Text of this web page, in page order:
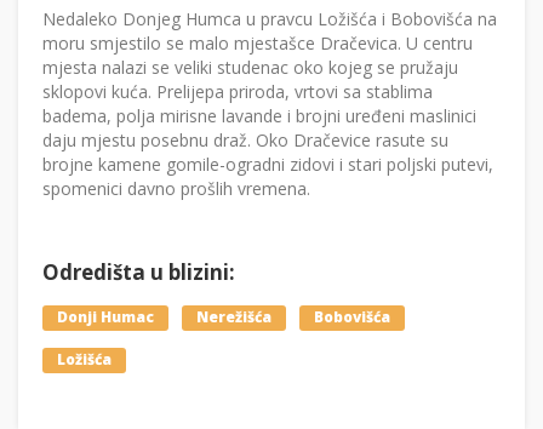
Nedaleko Donjeg Humca u pravcu Ložišća i Bobovišća na
moru smjestilo se malo mjestašce Dračevica. U centru
mjesta nalazi se veliki studenac oko kojeg se pružaju
sklopovi kuća. Prelijepa priroda, vrtovi sa stablima
badema, polja mirisne lavande i brojni uređeni maslinici
daju mjestu posebnu draž. Oko Dračevice rasute su
brojne kamene gomile-ogradni zidovi i stari poljski putevi,
spomenici davno prošlih vremena.
Odredišta u blizini:
Donji Humac Nerežišća Bobovišća
Ložišća